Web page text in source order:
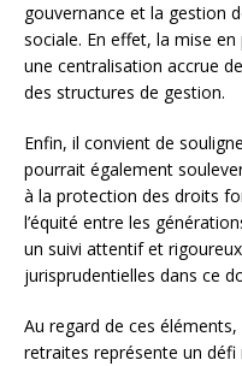
gouvernance et la gestion
sociale. En effet, la mise
une centralisation accrue
des structures de gestion.
Enfin, il convient de
pourrait également
à la protection des droits
l’équité entre les
un suivi attentif et
jurisprudentielles dans ce
Au regard de ces
retraites représente un